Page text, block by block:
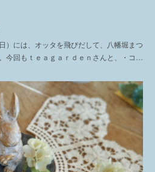
）には、オッタを飛びだして、八幡堀まつ
今回もｔｅａｇａｒｄｅｎさんと、・コ…